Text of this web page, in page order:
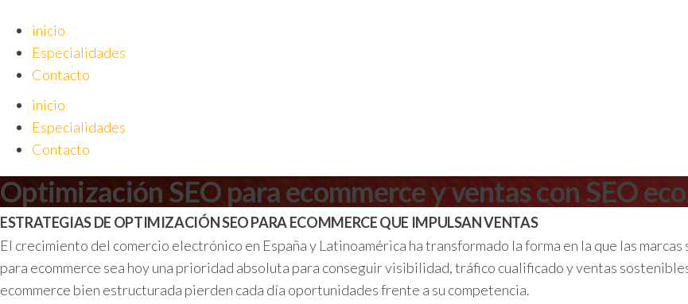
inicio
Especialidades
Contacto
inicio
Especialidades
Contacto
Optimización SEO para ecommerce y ventas con SEO
ESTRATEGIAS DE OPTIMIZACIÓN SEO PARA ECOMMERCE QUE IMPULSAN VENTAS
El crecimiento del comercio electrónico en España y Latinoamérica ha transformado la forma en la que las
para ecommerce sea hoy una prioridad absoluta para conseguir visibilidad, tráfico cualificado y ventas
ecommerce bien estructurada pierden cada día oportunidades frente a su competencia.